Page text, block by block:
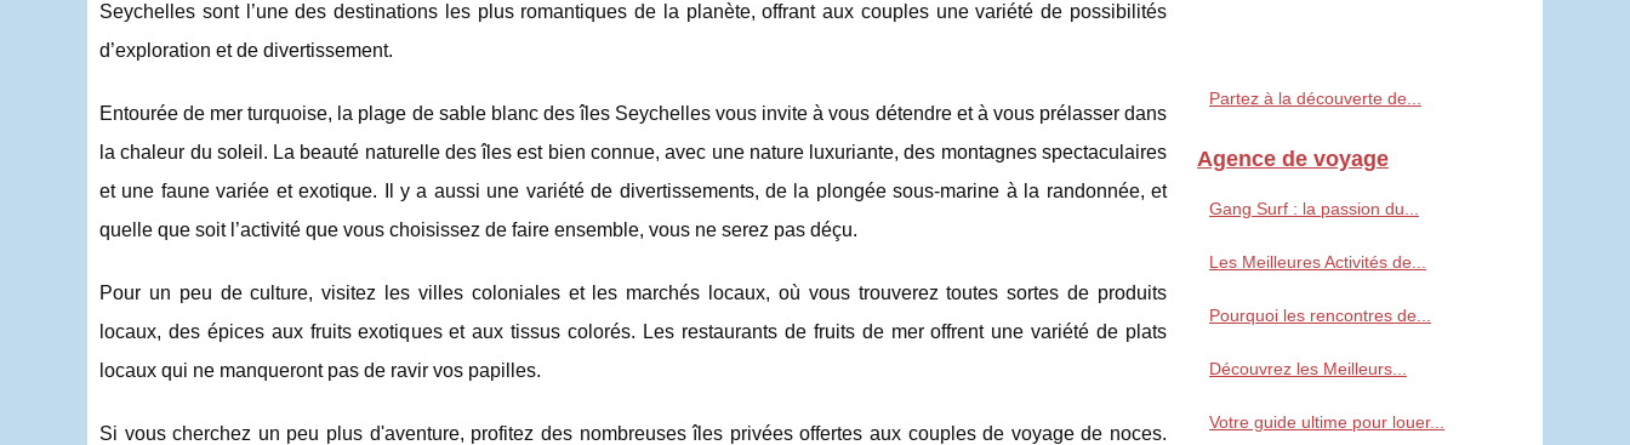
Seychelles sont l’une des destinations les plus romantiques de la planète, offrant aux couples une variété de possibilités
d’exploration et de divertissement.
Entourée de mer turquoise, la plage de sable blanc des îles Seychelles vous invite à vous détendre et à vous prélasser dans
la chaleur du soleil. La beauté naturelle des îles est bien connue, avec une nature luxuriante, des montagnes spectaculaires
et une faune variée et exotique. Il y a aussi une variété de divertissements, de la plongée sous-marine à la randonnée, et
quelle que soit l’activité que vous choisissez de faire ensemble, vous ne serez pas déçu.
Pour un peu de culture, visitez les villes coloniales et les marchés locaux, où vous trouverez toutes sortes de produits
locaux, des épices aux fruits exotiques et aux tissus colorés. Les restaurants de fruits de mer offrent une variété de plats
locaux qui ne manqueront pas de ravir vos papilles.
Si vous cherchez un peu plus d'aventure, profitez des nombreuses îles privées offertes aux couples de voyage de noces.
Partez à la découverte de...
Agence de voyage
Gang Surf : la passion du...
Les Meilleures Activités de...
Pourquoi les rencontres de...
Découvrez les Meilleurs...
Votre guide ultime pour louer...